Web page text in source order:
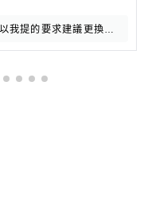
師傅要我拍照先了解實地狀況，並以我提的要求建議更換品牌及規格，專業